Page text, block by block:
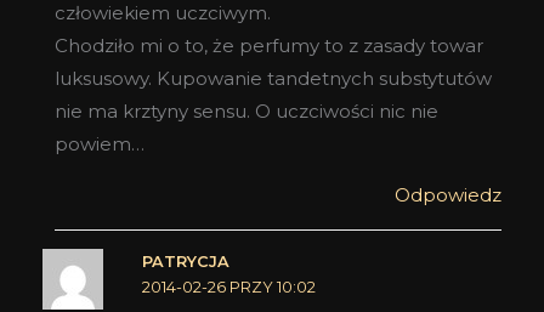
człowiekiem uczciwym.
Chodziło mi o to, że perfumy to z zasady towar
luksusowy. Kupowanie tandetnych substytutów
nie ma krztyny sensu. O uczciwości nic nie
powiem…
Odpowiedz
PATRYCJA
2014-02-26 PRZY 10:02